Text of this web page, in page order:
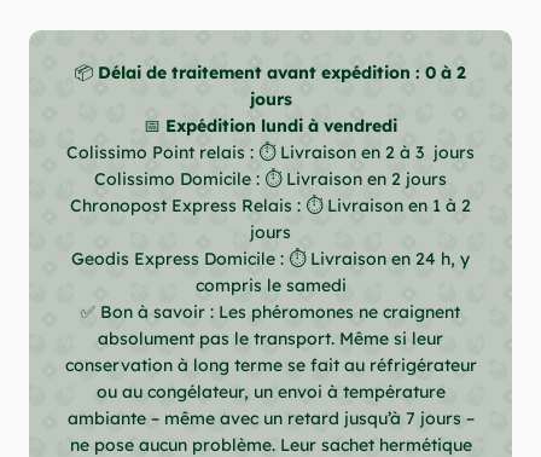
📦 Délai de traitement avant expédition : 0 à 2
jours
📅 Expédition lundi à vendredi
Colissimo Point relais : ⏱ Livraison en 2 à 3 jours
Colissimo Domicile : ⏱ Livraison en 2 jours
Chronopost Express Relais : ⏱ Livraison en 1 à 2
jours
Geodis Express Domicile : ⏱ Livraison en 24 h, y
compris le samedi
✅ Bon à savoir : Les phéromones ne craignent
absolument pas le transport. Même si leur
conservation à long terme se fait au réfrigérateur
ou au congélateur, un envoi à température
ambiante – même avec un retard jusqu’à 7 jours –
ne pose aucun problème. Leur sachet hermétique